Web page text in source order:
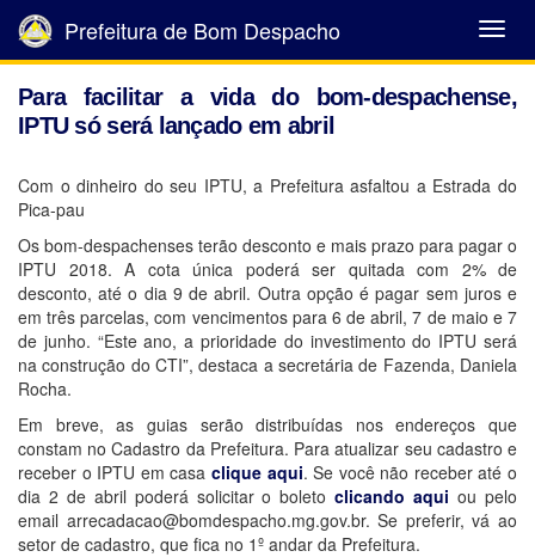
Abrir
Menu
Prefeitura de Bom Despacho
Para facilitar a vida do bom-despachense,
IPTU só será lançado em abril
Com o dinheiro do seu IPTU, a Prefeitura asfaltou a Estrada do
Pica-pau
Os bom-despachenses terão desconto e mais prazo para pagar o
IPTU 2018. A cota única poderá ser quitada com 2% de
desconto, até o dia 9 de abril. Outra opção é pagar sem juros e
em três parcelas, com vencimentos para 6 de abril, 7 de maio e 7
de junho. “Este ano, a prioridade do investimento do IPTU será
na construção do CTI”, destaca a secretária de Fazenda, Daniela
Rocha.
Em breve, as guias serão distribuídas nos endereços que
constam no Cadastro da Prefeitura. Para atualizar seu cadastro e
receber o IPTU em casa clique aqui. Se você não receber até o
dia 2 de abril poderá solicitar o boletoclicando aqui ou pelo
email arrecadacao@bomdespacho.mg.gov.br. Se preferir, vá ao
setor de cadastro, que fica no 1º andar da Prefeitura.